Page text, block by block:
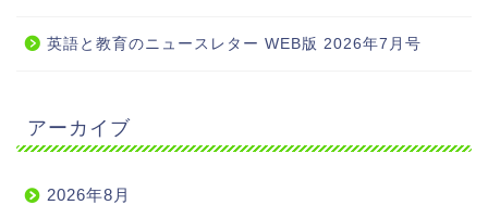
英語と教育のニュースレター WEB版 2026年7月号
アーカイブ
2026年8月